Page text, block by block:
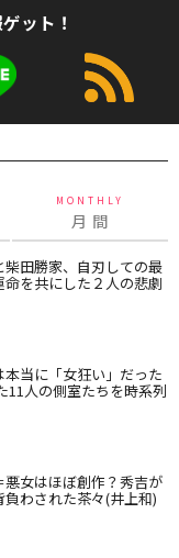
ット！
MONTHLY
月 間
柴田勝家、自刃しての最
を共にした２人の悲劇
本当に「女狂い」だった
11人の側室たちを時系列
悪女はほぼ創作？秀吉が
わされた茶々(井上和)